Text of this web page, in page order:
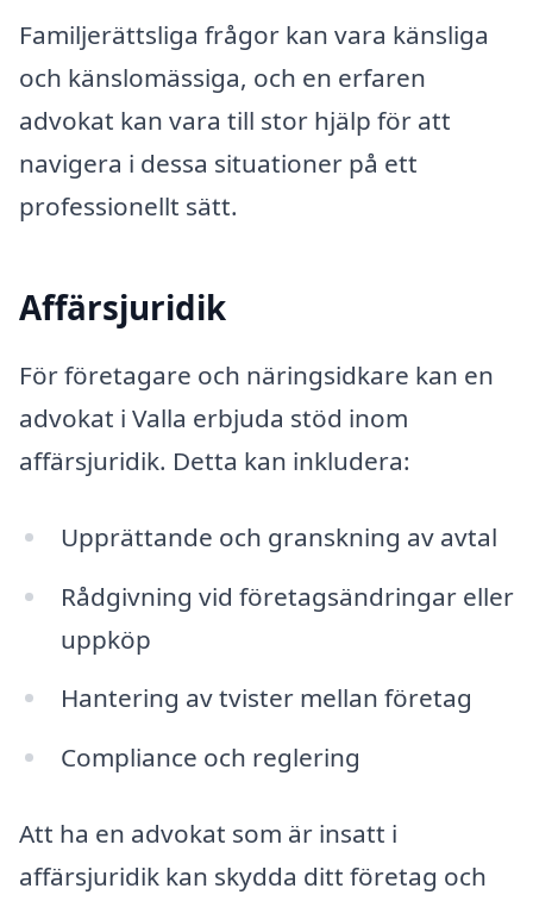
Familjerättsliga frågor kan vara känsliga
och känslomässiga, och en erfaren
advokat kan vara till stor hjälp för att
navigera i dessa situationer på ett
professionellt sätt.
Affärsjuridik
För företagare och näringsidkare kan en
advokat i Valla erbjuda stöd inom
affärsjuridik. Detta kan inkludera:
Upprättande och granskning av avtal
Rådgivning vid företagsändringar eller
uppköp
Hantering av tvister mellan företag
Compliance och reglering
Att ha en advokat som är insatt i
affärsjuridik kan skydda ditt företag och